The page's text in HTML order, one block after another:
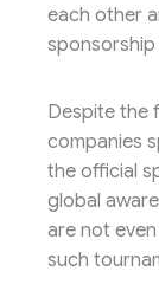
each other
Despite the
companies
the official
global
are not
such